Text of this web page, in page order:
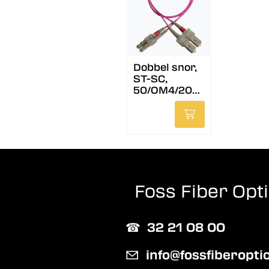
Dobbel snor,
ST-SC,
50/OM4/200
0, 15 m, fiolett
Foss Fiber
☎︎ 32 21 08 00
✉